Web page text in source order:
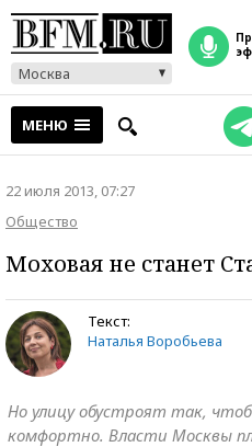
Москва
прямой
МЕНЮ
22 июля 2013, 07:27
Общество
Моховая не станет
Текст:
Наталья Воробьева
Но улицу обустроят так,
комфортно. Власти Москвы